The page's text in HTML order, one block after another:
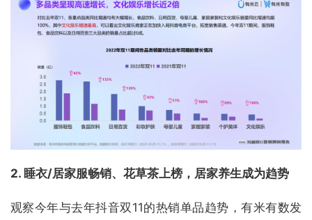
2. 睡衣/居家服畅销、花草茶上榜，居家养生成为趋势
观察今年与去年抖音双11的热销单品趋势，有米有数发